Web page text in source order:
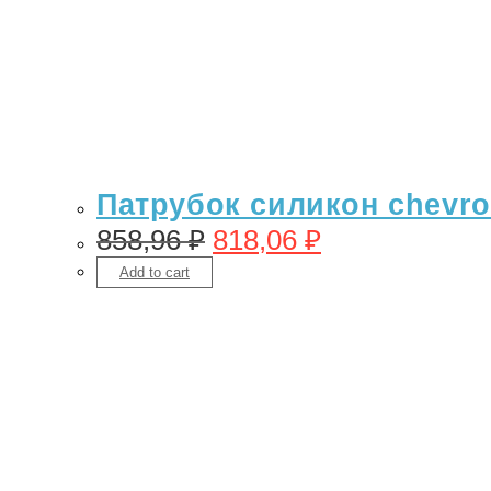
Патрубок силикон
858,96₽ 818,06 ₽
Add to cart